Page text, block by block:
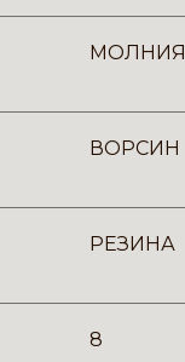
МОЛНИЯ
ВОРСИН
РЕЗИНА
8